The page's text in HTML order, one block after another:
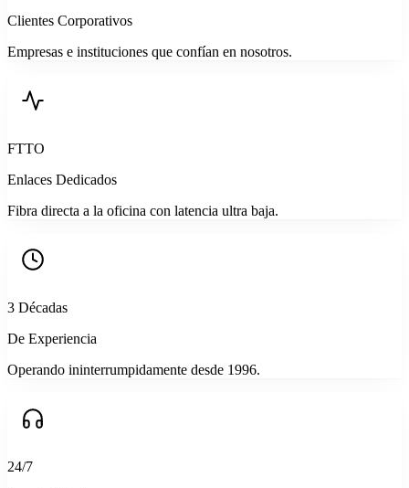
Clientes Corporativos
Empresas e instituciones que confían en nosotros.
FTTO
Enlaces Dedicados
Fibra directa a la oficina con latencia ultra baja.
3 Décadas
De Experiencia
Operando ininterrumpidamente desde 1996.
24/7